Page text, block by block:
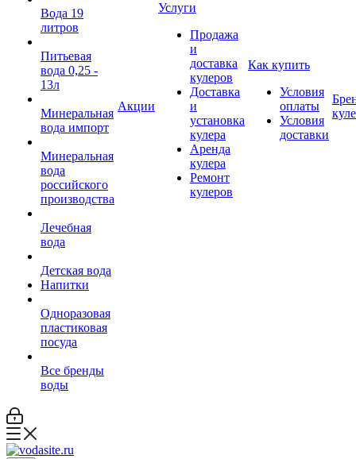
Вода 19
литров
Питьевая
вода 0,25 -
13л
Минеральная
вода импорт
Минеральная
вода
российского
производства
Лечебная
вода
Детская вода
Напитки
Одноразовая
пластиковая
посуда
Все бренды
воды
Акции
Услуги
Продажа
и
доставка
кулеров
Доставка
и
установка
кулера
Аренда
кулера
Ремонт
кулеров
Как купить
Условия
оплаты
Условия
доставки